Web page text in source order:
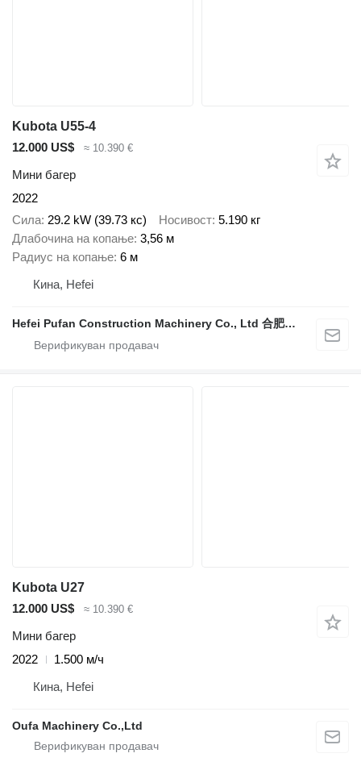
Kubota U55-4
12.000 US$
≈ 10.390 €
Мини багер
2022
Сила 29.2 kW (39.73 кс) Носивост 5.190 кг
Длабочина на копање 3,56 м
Радиус на копање 6 м
Кина, Hefei
Hefei Pufan Construction Machinery Co., Ltd 合肥朴凡工程机械有限公司
Kubota U27
12.000 US$
≈ 10.390 €
Мини багер
2022
1.500 м/ч
Кина, Hefei
Oufa Machinery Co.,Ltd